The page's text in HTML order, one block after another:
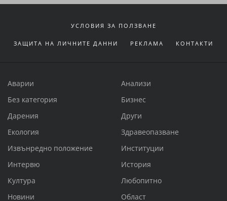
УСЛОВИЯ ЗА ПОЛЗВАНЕ
ЗАЩИТА НА ЛИЧНИТЕ ДАННИ РЕКЛАМА КОНТАКТИ
Аварии
Анализи
Без категория
Бизнес
Дарения
Други
Екология
Здравеопазване
Извънредно положение
Институции
Интервю
История
Култура
Любопитно
Новини
Област